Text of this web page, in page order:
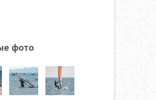
фото